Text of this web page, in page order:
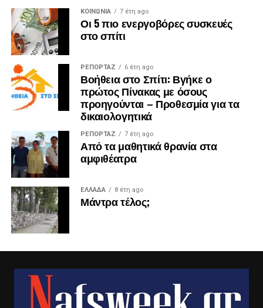
ΚΟΙΝΩΝΙΑ 7 έτη ago
Οι 5 πιο ενεργοβόρες συσκευές
στο σπίτι
ΡΕΠΟΡΤΑΖ 6 έτη ago
Βοήθεια στο Σπίτι: Βγήκε ο
πρώτος Πίνακας με όσους
προηγούνται – Προθεσμία για τα
δικαιολογητικά
ΡΕΠΟΡΤΑΖ 7 έτη ago
Από τα μαθητικά θρανία στα
αμφιθέατρα
ΕΛΛΑΔΑ 8 έτη ago
Μάντρα τέλος;